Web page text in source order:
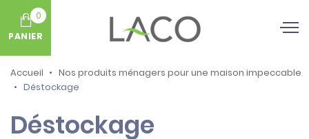
0
PANIER
Accueil
Nos produits ménagers pour une maison impeccable
Déstockage
Déstockage